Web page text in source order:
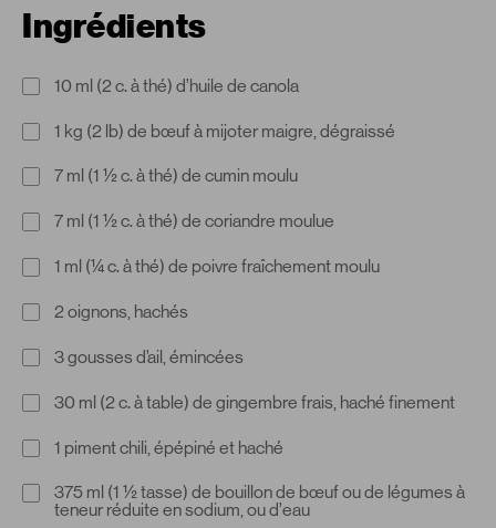
Ingrédients
10 ml (2 c. à thé) d’huile de canola
1 kg (2 lb) de bœuf à mijoter maigre, dégraissé
7 ml (1 ½ c. à thé) de cumin moulu
7 ml (1 ½ c. à thé) de coriandre moulue
1 ml (¼ c. à thé) de poivre fraîchement moulu
2 oignons, hachés
3 gousses d’ail, émincées
30 ml (2 c. à table) de gingembre frais, haché finement
1 piment chili, épépiné et haché
375 ml (1 ½ tasse) de bouillon de bœuf ou de légumes à
teneur réduite en sodium, ou d’eau